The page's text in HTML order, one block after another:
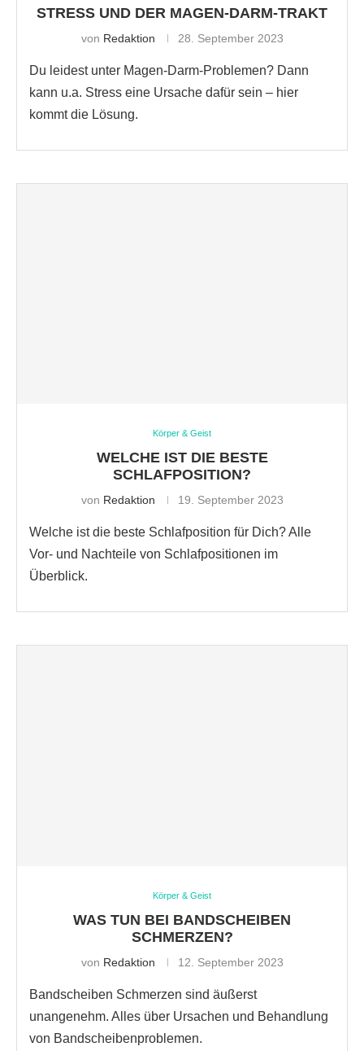
STRESS UND DER MAGEN-DARM-TRAKT
von Redaktion 28. September 2023
Du leidest unter Magen-Darm-Problemen? Dann
kann u.a. Stress eine Ursache dafür sein – hier
kommt die Lösung.
Körper & Geist
WELCHE IST DIE BESTE
SCHLAFPOSITION?
von Redaktion 19. September 2023
Welche ist die beste Schlafposition für Dich? Alle
Vor- und Nachteile von Schlafpositionen im
Überblick.
Körper & Geist
WAS TUN BEI BANDSCHEIBEN
SCHMERZEN?
von Redaktion 12. September 2023
Bandscheiben Schmerzen sind äußerst
unangenehm. Alles über Ursachen und Behandlung
von Bandscheibenproblemen.